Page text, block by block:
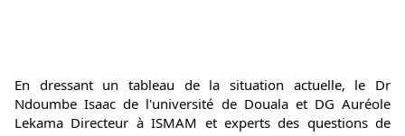
En dressant un tableau de la situation actuelle, le Dr
Ndoumbe Isaac de l'université de Douala et DG Auréole
Lekama Directeur à ISMAM et experts des questions de